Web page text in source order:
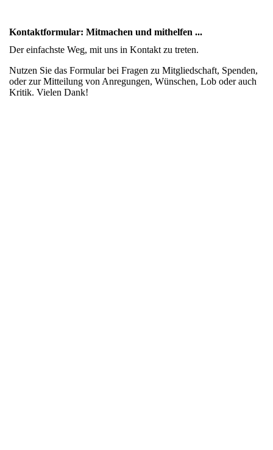
Kontaktformular: Mitmachen und mithelfen ...
Der einfachste Weg, mit uns in Kontakt zu treten.
Nutzen Sie das Formular bei Fragen zu Mitgliedschaft, Spenden,
oder zur Mitteilung von Anregungen, Wünschen, Lob oder auch
Kritik. Vielen Dank!